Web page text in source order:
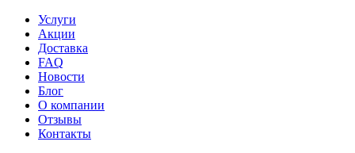
Услуги
Акции
Доставка
FAQ
Новости
Блог
О компании
Отзывы
Контакты